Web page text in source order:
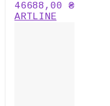
46688,00 ₴
ARTLINE